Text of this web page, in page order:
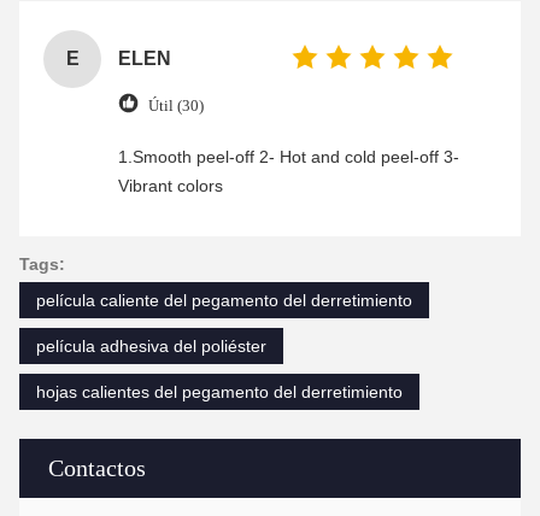
Contactos
E ELEN
Útil (30)
1.Smooth peel-off 2- Hot and cold peel-off 3-
Vibrant colors
Tags:
película caliente del pegamento del derretimiento
película adhesiva del poliéster
hojas calientes del pegamento del derretimiento